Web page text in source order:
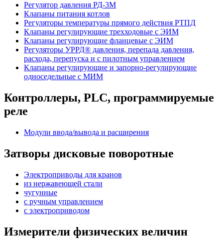
Регулятор давления РД-3М
Клапаны питания котлов
Регуляторы температуры прямого действия РТПД
Клапаны регулирующие трехходовые с ЭИМ
Клапаны регулирующие фланцевые с ЭИМ
Регуляторы УРРД® давления, перепада давления,
расхода, перепуска и с пилотным управлением
Клапаны регулирующие и запорно-регулирующие
односедельные с МИМ
Контроллеры, PLС, программируемые
реле
Модули ввода/вывода и расширения
Затворы дисковые поворотные
Электроприводы для кранов
из нержавеющей стали
чугунные
с ручным управлением
c электроприводом
Измерители физических величин